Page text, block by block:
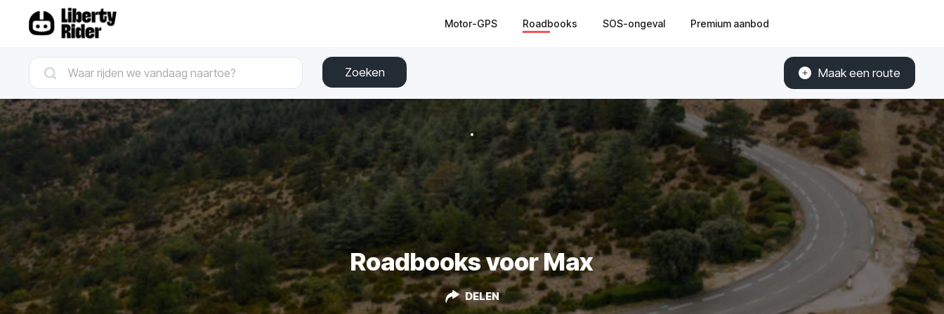
Motor-GPS Roadbooks SOS-ongeval Premium aanbod
Zoeken Maak een route
Roadbooks voor Max
DELEN